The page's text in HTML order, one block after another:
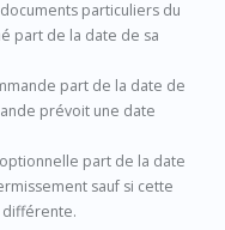
particuliers du
part de la date de sa
part de la date de
prévoit une date
optionnelle part de la date
sauf si cette